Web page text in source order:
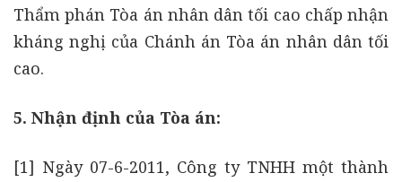
Thẩm phán Tòa án nhân dân tối cao chấp nhận
kháng nghị của Chánh án Tòa án nhân dân tối
cao.
5. Nhận định của Tòa án:
[1] Ngày 07-6-2011, Công ty TNHH một thành